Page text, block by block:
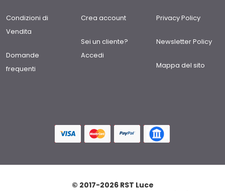
Condizioni di
Vendita
Domande
frequenti
Crea account
Sei un cliente?
Accedi
Privacy Policy
Newsletter Policy
Mappa del sito
© 2017-2026 RST Luce